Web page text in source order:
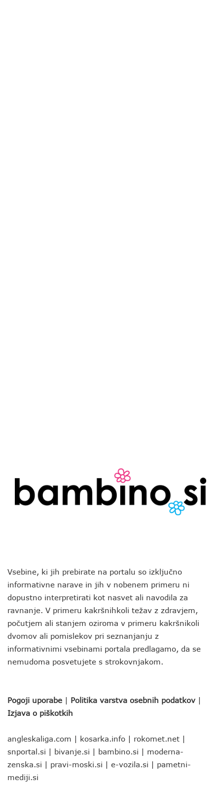
Vsebine, ki jih prebirate na portalu so izključno
informativne narave in jih v nobenem primeru ni
dopustno interpretirati kot nasvet ali navodila za
ravnanje. V primeru kakršnihkoli težav z zdravjem,
počutjem ali stanjem oziroma v primeru kakršnikoli
dvomov ali pomislekov pri seznanjanju z
informativnimi vsebinami portala predlagamo, da se
nemudoma posvetujete s strokovnjakom.
Pogoji uporabe | Politika varstva osebnih podatkov |
Izjava o piškotkih
angleskaliga.com | kosarka.info | rokomet.net |
snportal.si | bivanje.si | bambino.si | moderna-
zenska.si | pravi-moski.si | e-vozila.si | pametni-
mediji.si